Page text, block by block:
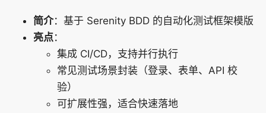
简介：基于 Serenity BDD 的自动化测试框架模版
亮点：
集成 CI/CD，支持并行执行
常见测试场景封装（登录、表单、API 校
验）
可扩展性强，适合快速落地